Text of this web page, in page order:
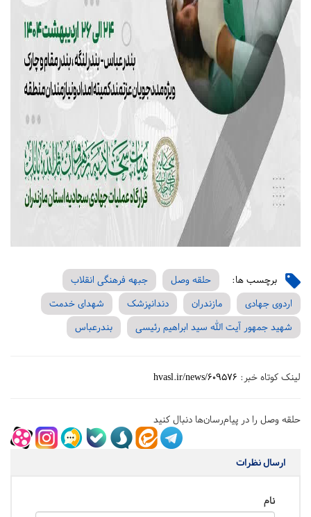
برچسب ها: حلقه وصل
جبهه فرهنگی انقلاب
اردوی جهادی
مازندران دندانپزشک
شهدای خدمت
شهید جمهور آیت الله سید ابراهیم رئیسی
بندرعباس
لینک کوتاه خبر: hvasl.ir/news/609576
حلقه وصل را در پیام‌رسان‌ها دنبال کنید
ارسال نظرات
نام